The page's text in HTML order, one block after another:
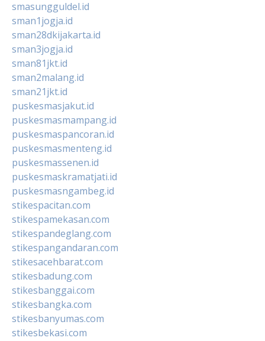
smasungguldel.id
sman1jogja.id
sman28dkijakarta.id
sman3jogja.id
sman81jkt.id
sman2malang.id
sman21jkt.id
puskesmasjakut.id
puskesmasmampang.id
puskesmaspancoran.id
puskesmasmenteng.id
puskesmassenen.id
puskesmaskramatjati.id
puskesmasngambeg.id
stikespacitan.com
stikespamekasan.com
stikespandeglang.com
stikespangandaran.com
stikesacehbarat.com
stikesbadung.com
stikesbanggai.com
stikesbangka.com
stikesbanyumas.com
stikesbekasi.com